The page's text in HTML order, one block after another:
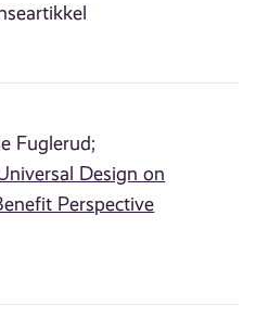
Fuglerud;
Design on
Perspective